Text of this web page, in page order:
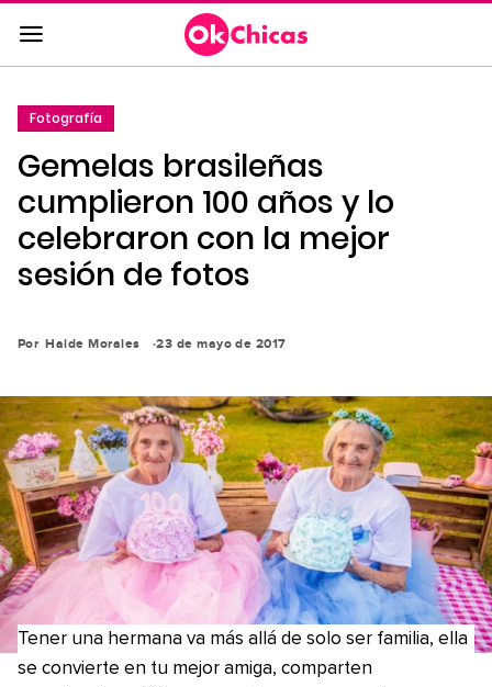
Saltar
al
contenido
a
la
navegación
principal
Fotografía
Gemelas brasileñas
cumplieron 100 años y lo
celebraron con la mejor
sesión de fotos
Por Haide Morales 23 de mayo de 2017
Tener una hermana va más allá de solo ser familia, ella
se convierte en tu mejor amiga, comparten